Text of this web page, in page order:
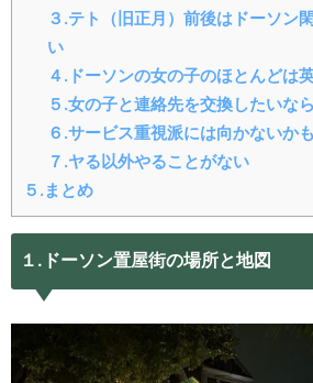
３.テト（旧正月）前後はドーソン
い
４.ドーソンの女の子のほとんどは
５.女の子と連絡先を交換したいな
６.サービス重視派には向かないかも
７.ヤる以外やることがない
５.まとめ
１.ドーソン置屋街の場所と地図